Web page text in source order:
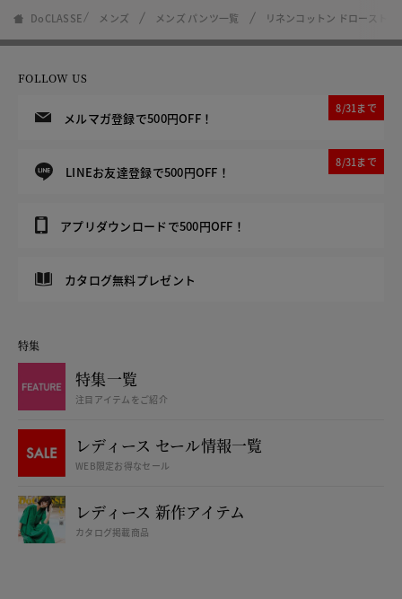
DoCLASSE メンズ メンズ パンツ一覧 リネンコットン ドロースト
FOLLOW US
メルマガ登録で500円OFF！
8/31まで
LINEお友達登録で500円OFF！
8/31まで
アプリダウンロードで500円OFF！
カタログ無料プレゼント
特集
特集一覧
注目アイテムをご紹介
レディース セール情報一覧
WEB限定お得なセール
レディース 新作アイテム
カタログ掲載商品